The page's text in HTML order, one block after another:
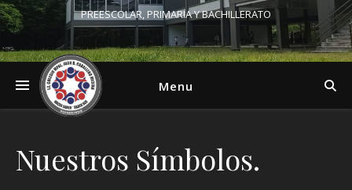
PREESCOLAR, PRIMARIA Y BACHILLERATO
Menu
Nuestros Símbolos.